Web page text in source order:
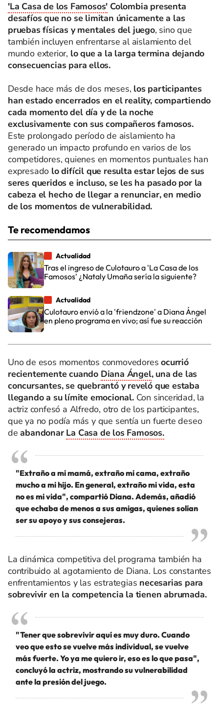
'La Casa de los Famosos' Colombia presenta
desafíos que no se limitan únicamente a las
pruebas físicas y mentales del juego, sino que
también incluyen enfrentarse al aislamiento del
mundo exterior, lo que a la larga termina dejando
consecuencias para ellos.
Desde hace más de dos meses, los participantes
han estado encerrados en el reality, compartiendo
cada momento del día y de la noche
exclusivamente con sus compañeros famosos.
Este prolongado período de aislamiento ha
generado un impacto profundo en varios de los
competidores, quienes en momentos puntuales han
expresado lo difícil que resulta estar lejos de sus
seres queridos e incluso, se les ha pasado por la
cabeza el hecho de llegar a renunciar, en medio
de los momentos de vulnerabilidad.
Te recomendamos
Actualidad
Tras el ingreso de Culotauro a 'La Casa de los
Famosos' ¿Nataly Umaña sería la siguiente?
Actualidad
Culotauro envió a la 'friendzone' a Diana Ángel
en pleno programa en vivo; así fue su reacción
Uno de esos momentos conmovedores ocurrió
recientemente cuando Diana Ángel, una de las
concursantes, se quebrantó y reveló que estaba
llegando a su límite emocional.Con sinceridad, la
actriz confesó a Alfredo, otro de los participantes,
que ya no podía más y que sentía un fuerte deseo
deabandonar La Casa de los Famosos.
"Extraño a mi mamá, extraño mi cama, extraño
mucho a mi hijo. En general, extraño mi vida, esta
no es mi vida", compartió Diana. Además, añadió
que echaba de menos a sus amigas, quienes solían
ser su apoyo y sus consejeras.
La dinámica competitiva del programa también ha
contribuido al agotamiento de Diana. Los constantes
enfrentamientos y las estrategias necesarias para
sobrevivir en la competencia la tienen abrumada.
"Tener que sobrevivir aquí es muy duro. Cuando
veo que esto se vuelve más individual, se vuelve
más fuerte. Yo ya me quiero ir, eso es lo que pasa",
concluyó la actriz, mostrando su vulnerabilidad
ante la presión del juego.